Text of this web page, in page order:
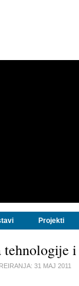
Projekti
tehnologije
31 MAJ 2011